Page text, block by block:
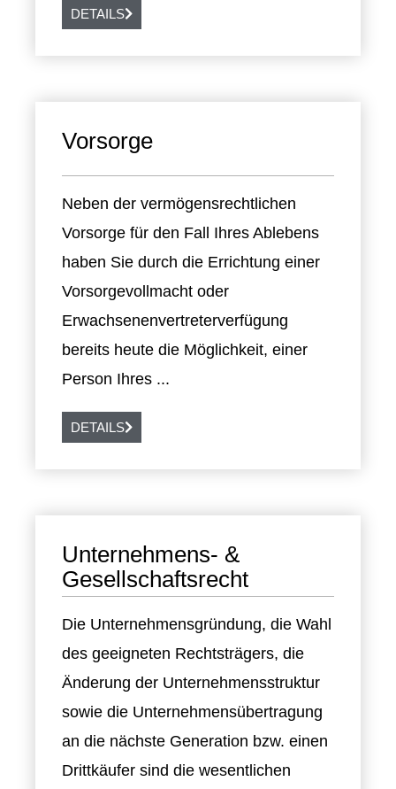
DETAILS
Vorsorge
Neben der vermögensrechtlichen
Vorsorge für den Fall Ihres Ablebens
haben Sie durch die Errichtung einer
Vorsorgevollmacht oder
Erwachsenenvertreterverfügung
bereits heute die Möglichkeit, einer
Person Ihres ...
DETAILS
Unternehmens- &
Gesellschaftsrecht
Die Unternehmensgründung, die Wahl
des geeigneten Rechtsträgers, die
Änderung der Unternehmensstruktur
sowie die Unternehmensübertragung
an die nächste Generation bzw. einen
Drittkäufer sind die wesentlichen